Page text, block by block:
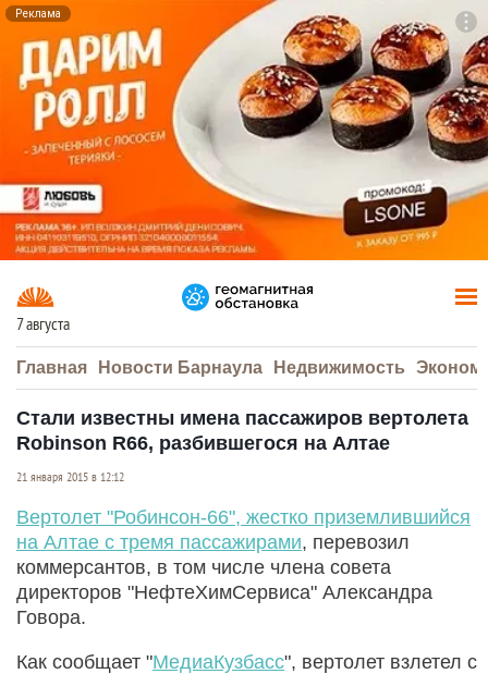
Реклама
7 августа
Главная Новости Барнаула Недвижимость
Стали известны имена пассажиров вертолета
Robinson R66, разбившегося на Алтае
21 января 2015 в 12:12
Вертолет "Робинсон-66", жестко приземлившийся
на Алтае с тремя пассажирами, перевозил
коммерсантов, в том числе члена совета
директоров "НефтеХимСервиса" Александра
Говора.
Как сообщает "МедиаКузбасс", вертолет взлетел с